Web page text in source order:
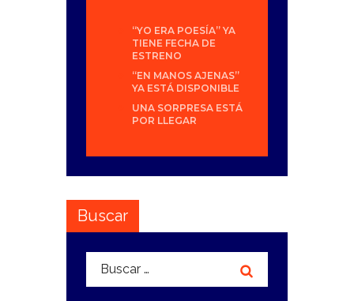
“YO ERA POESÍA” YA
TIENE FECHA DE
ESTRENO
“EN MANOS AJENAS”
YA ESTÁ DISPONIBLE
UNA SORPRESA ESTÁ
POR LLEGAR
Buscar
Buscar: